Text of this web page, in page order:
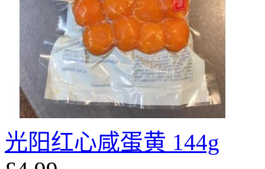
光阳红心咸蛋黄 144g